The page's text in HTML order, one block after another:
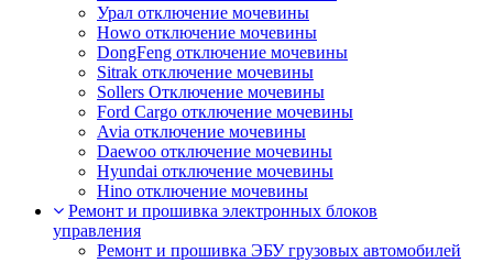
Урал отключение мочевины
Howo отключение мочевины
DongFeng отключение мочевины
Sitrak отключение мочевины
Sollers Отключение мочевины
Ford Cargo отключение мочевины
Avia отключение мочевины
Daewoo отключение мочевины
Hyundai отключение мочевины
Hino отключение мочевины
Ремонт и прошивка электронных блоков
управления
Ремонт и прошивка ЭБУ грузовых автомобилей